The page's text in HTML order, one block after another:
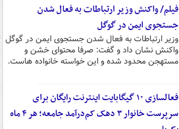
فیلم/ واکنش وزیر ارتباطات به فعال شدن
جستجوی ایمن در گوگل
وزیر ارتباطات به فعال شدن جستجوی ایمن در گوگل
واکنش نشان داد و گفت: صرفا محتوای خشن و
مستهجن محدود شده و این خواسته خانواده هاست.
فعالسازی ۱۰ گیگابایت اینترنت رایگان برای
سرپرست خانوار ۳ دهک کم‌درآمد جامعه؛ هر ۴ ماه